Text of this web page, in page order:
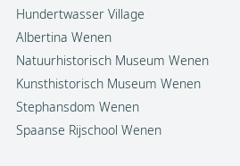
Hundertwasser Village
Albertina Wenen
Natuurhistorisch Museum Wenen
Kunsthistorisch Museum Wenen
Stephansdom Wenen
Spaanse Rijschool Wenen